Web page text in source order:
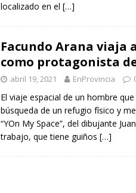
localizado en el […]
Facundo Arana viaja
como protagonista
abril 19, 2021 EnProvincia
El viaje espacial de un hombre
búsqueda de un refugio físico y
“YOn My Space”, del dibujante
trabajo, que tiene guiños […]